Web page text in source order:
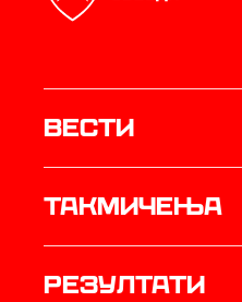
Вести
Такмичења
резултати